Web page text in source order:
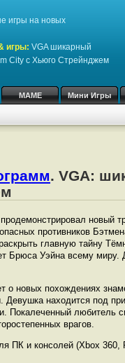
игры на новых
игры: VGA шикарный
City с Хьюго Стрейнджем
MAME Мини Игры
. VGA:
новый
противников
главную тайну
Брюса Уэйна всему
о новых похождениях
находится под
Покалеченный любитель
врагов.
ПК и консолей (Xbox 360,